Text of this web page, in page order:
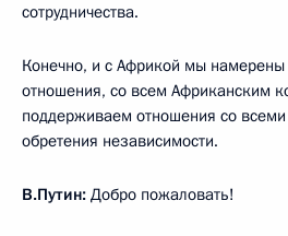
сотрудничества.
Конечно, и с Африкой мы
отношения, со всем Африканским
поддерживаем отношения со
обретения независимости.
В.Путин: Добро пожаловать!